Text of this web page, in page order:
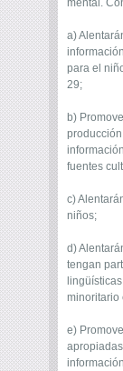
mental.
a)
para el
29;
b)
fuentes
c)
niños;
d)
tengan
minoritario
e)